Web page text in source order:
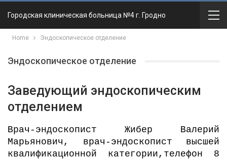
Городская клиническая больница №4 г. Гродно
Home Эндоскопическое отделение
Эндоскопическое отделение
Заведующий эндоскопическим
отделением
Врач-эндоскопист Жибер Валерий
Марьянович, врач-эндоскопист высшей
квалификационной категории,телефон 8